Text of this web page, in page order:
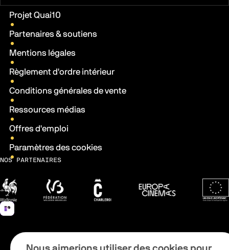
Liens pratiques
Projet Quai10
Partenaires & soutiens
Mentions légales
Règlement d'ordre intérieur
Conditions générales de vente
Ressources médias
Offres d'emploi
Paramètres des cookies
NOS PARTENAIRES
Wallonie Fédération Wallonie-Bruxelles
Ville de CharleroiEuropa Cinemas